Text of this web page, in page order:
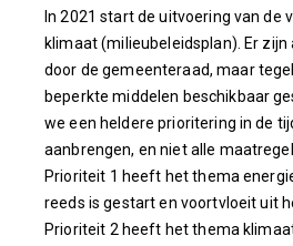
In 2021 start de uitvoering van de
klimaat (milieubeleidsplan). Er
door de gemeenteraad, maar
beperkte middelen beschikbaar
we een heldere prioritering in de
aanbrengen, en niet alle
Prioriteit 1 heeft het thema
reeds is gestart en voortvloeit uit
Prioriteit 2 heeft het thema